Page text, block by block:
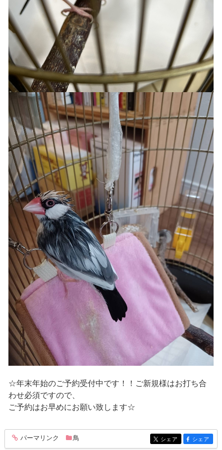
☆年末年始のご予約受付中です！！ご新規様はお打ち合
わせ必須ですので、
ご予約はお早めにお願い致します☆
entry221
パーマリンク 鳥 entry221
シェア entry221
シェア